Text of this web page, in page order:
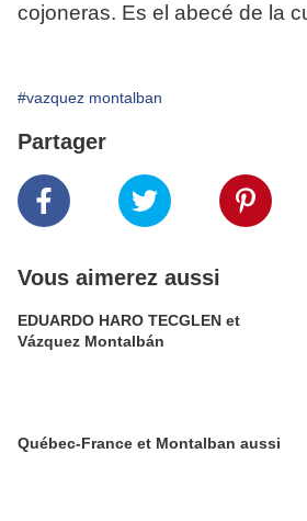
cojoneras. Es el abecé de la
#vazquez montalban
Partager
Vous aimerez aussi
EDUARDO HARO TECGLEN et
Vázquez Montalbán
Québec-France et Montalban aussi